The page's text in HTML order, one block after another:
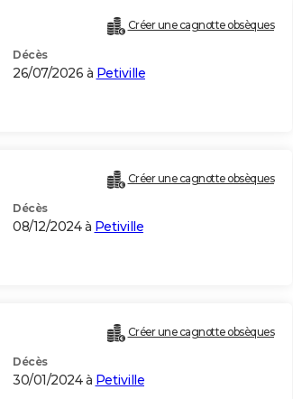
Créer une cagnotte obsèques
Décès
26/07/2026 à Petiville
Créer une cagnotte obsèques
Décès
08/12/2024 à Petiville
Créer une cagnotte obsèques
Décès
30/01/2024 à Petiville